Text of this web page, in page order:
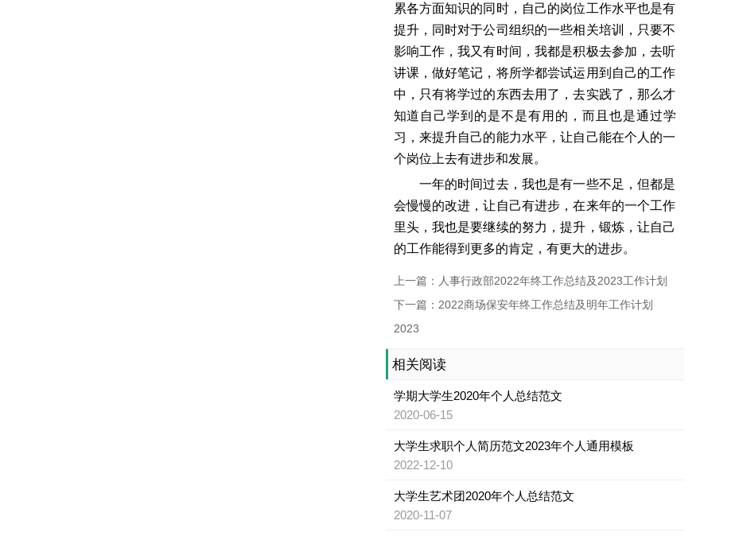
累各方面知识的同时，自己的岗位工作水平也是有
提升，同时对于公司组织的一些相关培训，只要不
影响工作，我又有时间，我都是积极去参加，去听
讲课，做好笔记，将所学都尝试运用到自己的工作
中，只有将学过的东西去用了，去实践了，那么才
知道自己学到的是不是有用的，而且也是通过学
习，来提升自己的能力水平，让自己能在个人的一
个岗位上去有进步和发展。
一年的时间过去，我也是有一些不足，但都是
会慢慢的改进，让自己有进步，在来年的一个工作
里头，我也是要继续的努力，提升，锻炼，让自己
的工作能得到更多的肯定，有更大的进步。
上一篇：人事行政部2022年终工作总结及2023工作计划
下一篇：2022商场保安年终工作总结及明年工作计划
2023
相关阅读
学期大学生2020年个人总结范文
2020-06-15
大学生求职个人简历范文2023年个人通用模板
2022-12-10
大学生艺术团2020年个人总结范文
2020-11-07